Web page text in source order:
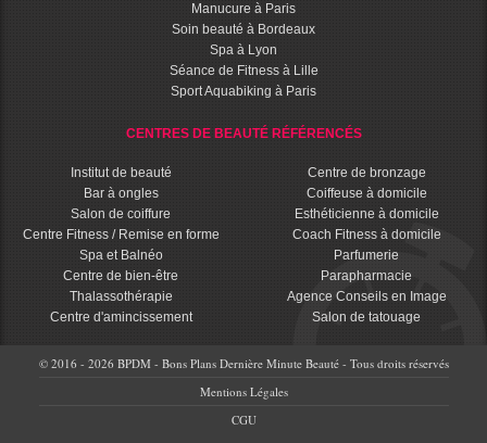
Manucure à Paris
Soin beauté à Bordeaux
Spa à Lyon
Séance de Fitness à Lille
Sport Aquabiking à Paris
CENTRES DE BEAUTÉ RÉFÉRENCÉS
Institut de beauté
Bar à ongles
Salon de coiffure
Centre Fitness / Remise en forme
Spa et Balnéo
Centre de bien-être
Thalassothérapie
Centre d'amincissement
Centre de bronzage
Coiffeuse à domicile
Esthéticienne à domicile
Coach Fitness à domicile
Parfumerie
Parapharmacie
Agence Conseils en Image
Salon de tatouage
© 2016 - 2026 BPDM - Bons Plans Dernière Minute Beauté - Tous droits réservés
Mentions Légales
CGU